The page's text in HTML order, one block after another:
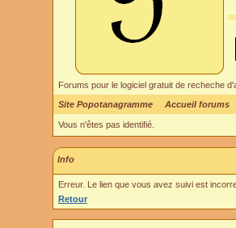
Forums pour le logiciel gratuit de recheche
Site Popotanagramme
Accueil forums
Vous n'êtes pas identifié.
Info
Erreur. Le lien que vous avez suivi est
Retour